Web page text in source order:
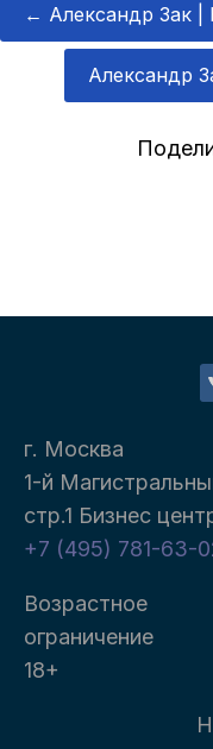
← Александр Зак |
Александр
г. Москва
1-й
стр.1 Бизнес
+7 (495) 781-63-
Возрастное
ограничение
18+